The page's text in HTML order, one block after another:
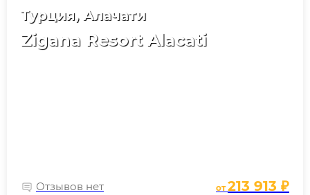
Турция, Алачати
Zigana Resort Alacati
Отзывов нет от213 913 ₽